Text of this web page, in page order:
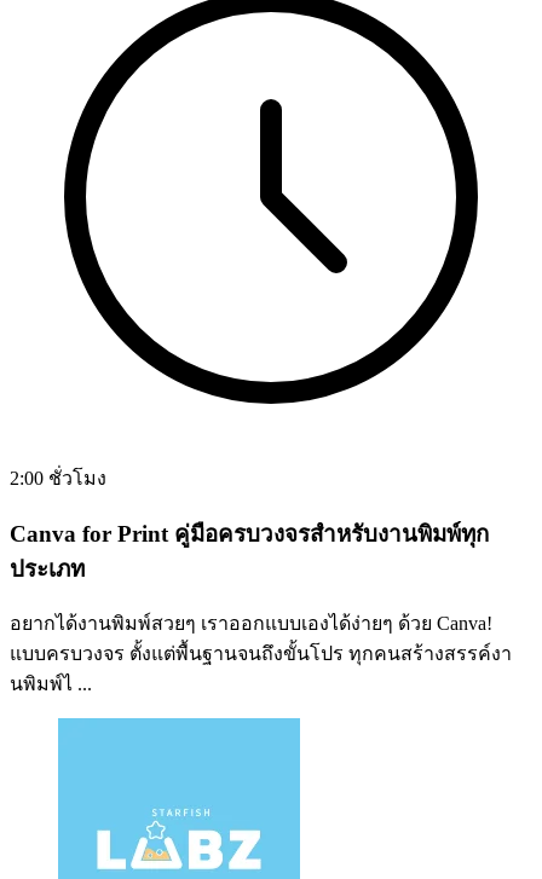
2:00 ชั่วโมง
Canva for Print คู่มือครบวงจรสำหรับงานพิมพ์ทุก
ประเภท
อยากได้งานพิมพ์สวยๆ เราออกแบบเองได้ง่ายๆ ด้วย Canva!
แบบครบวงจร ตั้งแต่พื้นฐานจนถึงขั้นโปร ทุกคนสร้างสรรค์งา
นพิมพ์ไ ...